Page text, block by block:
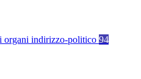
organi indirizzo-politico 94